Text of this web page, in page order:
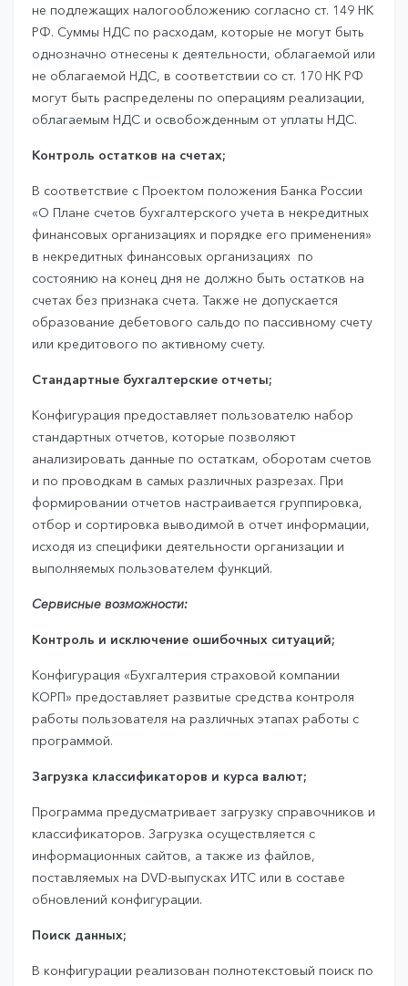
не подлежащих налогообложению согласно ст. 149 НК
РФ. Суммы НДС по расходам, которые не могут быть
однозначно отнесены к деятельности, облагаемой или
не облагаемой НДС, в соответствии со ст. 170 НК РФ
могут быть распределены по операциям реализации,
облагаемым НДС и освобожденным от уплаты НДС.
Контроль остатков на счетах;
В соответствие с Проектом положения Банка России
«О Плане счетов бухгалтерского учета в некредитных
финансовых организациях и порядке его применения»
в некредитных финансовых организациях по
состоянию на конец дня не должно быть остатков на
счетах без признака счета. Также не допускается
образование дебетового сальдо по пассивному счету
или кредитового по активному счету.
Стандартные бухгалтерские отчеты;
Конфигурация предоставляет пользователю набор
стандартных отчетов, которые позволяют
анализировать данные по остаткам, оборотам счетов
и по проводкам в самых различных разрезах. При
формировании отчетов настраивается группировка,
отбор и сортировка выводимой в отчет информации,
исходя из специфики деятельности организации и
выполняемых пользователем функций.
Сервисные возможности:
Контроль и исключение ошибочных ситуаций;
Конфигурация «Бухгалтерия страховой компании
КОРП» предоставляет развитые средства контроля
работы пользователя на различных этапах работы с
программой.
Загрузка классификаторов и курса валют;
Программа предусматривает загрузку справочников и
классификаторов. Загрузка осуществляется с
информационных сайтов, а также из файлов,
поставляемых на DVD-выпусках ИТС или в составе
обновлений конфигурации.
Поиск данных;
В конфигурации реализован полнотекстовый поиск по